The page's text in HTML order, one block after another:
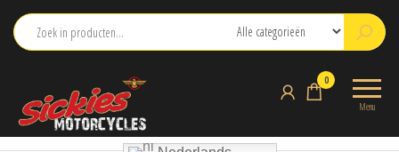
naar
Menu
0